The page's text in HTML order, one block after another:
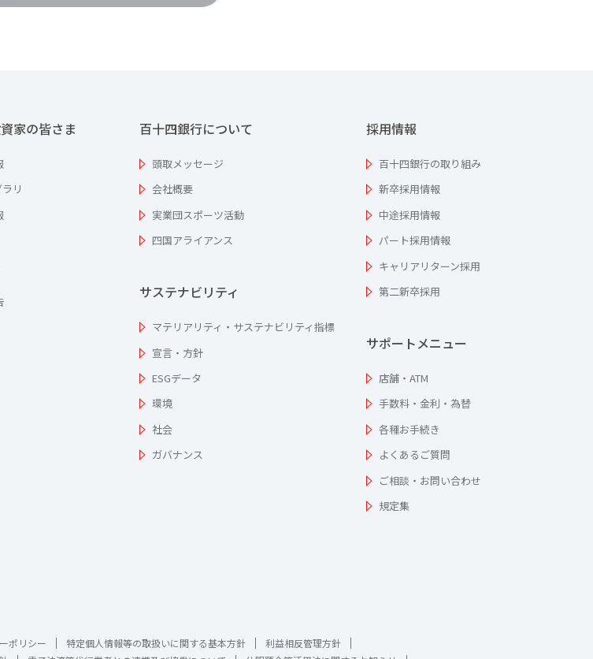
家の皆さま
リ
百十四銀行について
頭取メッセージ
会社概要
実業団スポーツ活動
四国アライアンス
サステナビリティ
マテリアリティ・サステナビリティ指標
宣言・方針
ESGデータ
環境
社会
ガバナンス
採用情報
百十四銀行の取り組み
新卒採用情報
中途採用情報
パート採用情報
キャリアリターン採用
第二新卒採用
サポートメニュー
店舗・ATM
手数料・金利・為替
各種お手続き
よくあるご質問
ご相談・お問い合わせ
規定集
ポリシー 特定個人情報等の取扱いに関する基本方針
利益相反管理方針